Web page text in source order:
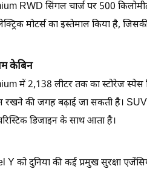
RWD सिंगल चार्ज पर 500
मोटर्स का इस्तेमाल किया
केबिन
में 2,138 लीटर तक का स्टोरेज स्पेस
की जगह बढ़ाई जा सकती है। SUV
डिजाइन के साथ आता है।
को दुनिया की कई प्रमुख सुरक्षा